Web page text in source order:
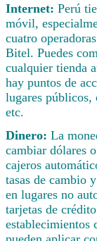
Internet: Perú
móvil,
cuatro
Bitel. Puedes
cualquier tienda
hay puntos de
lugares públicos,
etc.
Dinero: La
cambiar dólares
cajeros
tasas de cambio
en lugares no
tarjetas de
establecimientos